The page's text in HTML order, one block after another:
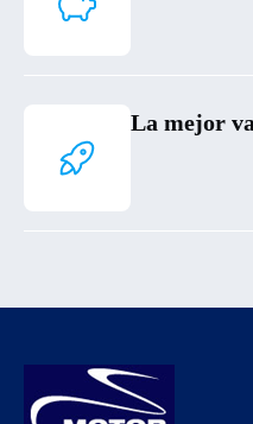
La mejor